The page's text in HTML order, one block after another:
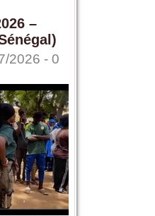
–
2026 - 0